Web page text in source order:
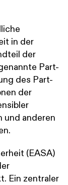
in der
der
Part-
des Part-
der
und anderen
(EASA)
Ein zentraler